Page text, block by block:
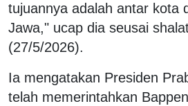
tujuannya adalah antar kota
Jawa," ucap dia seusai
(27/5/2026).
Ia mengatakan Presiden
telah memerintahkan